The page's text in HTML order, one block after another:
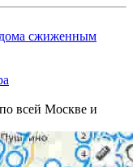
сжиженным
всей Москве и